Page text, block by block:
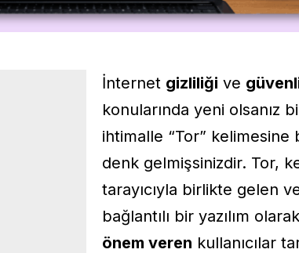
İnternet gizliliği ve
konularında yeni olsanız
ihtimalle “Tor” kelimesine
denk gelmişsinizdir. Tor,
tarayıcıyla birlikte gelen
bağlantılı bir yazılım
önem veren kullanıcılar